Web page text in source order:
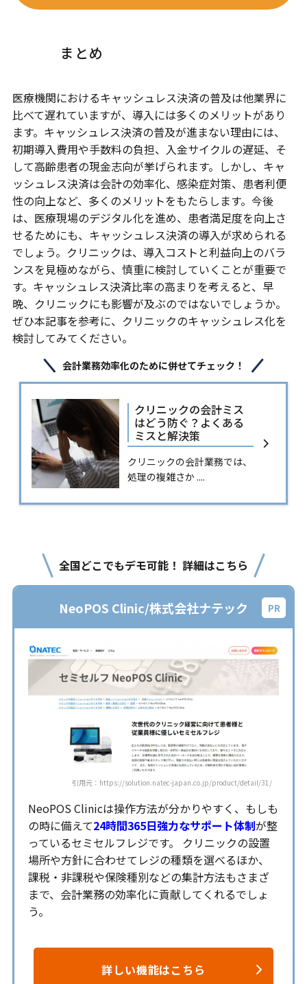
まとめ
医療機関におけるキャッシュレス決済の普及は他業界に
比べて遅れていますが、導入には多くのメリットがあり
ます。キャッシュレス決済の普及が進まない理由には、
初期導入費用や手数料の負担、入金サイクルの遅延、そ
して高齢患者の現金志向が挙げられます。しかし、キャ
ッシュレス決済は会計の効率化、感染症対策、患者利便
性の向上など、多くのメリットをもたらします。今後
は、医療現場のデジタル化を進め、患者満足度を向上さ
せるためにも、キャッシュレス決済の導入が求められる
でしょう。クリニックは、導入コストと利益向上のバラ
ンスを見極めながら、慎重に検討していくことが重要で
す。キャッシュレス決済比率の高まりを考えると、早
晩、クリニックにも影響が及ぶのではないでしょうか。
ぜひ本記事を参考に、クリニックのキャッシュレス化を
検討してみてください。
会計業務効率化のために併せてチェック！
クリニックの会計ミス
はどう防ぐ？よくある
ミスと解決策
クリニックの会計業務では、
処理の複雑さか ....
全国どこでもデモ可能！ 詳細はこちら
NeoPOS Clinic/株式会社ナテック
引用元：https://solution.natec-japan.co.jp/product/detail/31/
NeoPOS Clinicは操作方法が分かりやすく、もしも
の時に備えて24時間365日強力なサポート体制が整
っているセミセルフレジです。 クリニックの設置
場所や方針に合わせてレジの種類を選べるほか、
課税・非課税や保険種別などの集計方法もさまざ
まで、会計業務の効率化に貢献してくれるでしょ
う。
詳しい機能はこちら